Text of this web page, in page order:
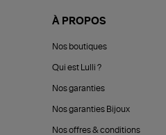
À PROPOS
Nos boutiques
Qui est Lulli ?
Nos garanties
Nos garanties Bijoux
Nos offres & conditions